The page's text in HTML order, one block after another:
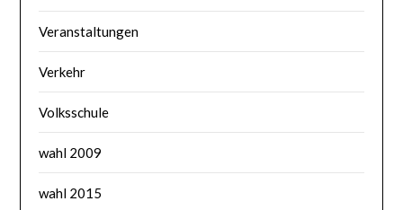
Veranstaltungen
Verkehr
Volksschule
wahl 2009
wahl 2015